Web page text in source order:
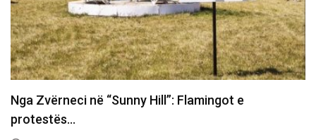
Nga Zvërneci në “Sunny Hill”: Flamingot e
protestës…